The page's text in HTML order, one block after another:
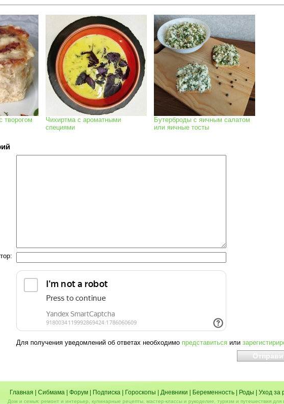
творогом
Чихиртма с ароматными
специями
Бутерброды с яичным салатом
или яичные тосты
Для получения уведомлений об ответах необходимо представиться или
Главная Сибмама| Форум| Подписка| Гороскопы Дневники Беременность| Роды Уход за
Дом и семья: ремонт и интерьер, кулинарные рецепты, мастер-классы и рукоделие, туризм и путешествия для